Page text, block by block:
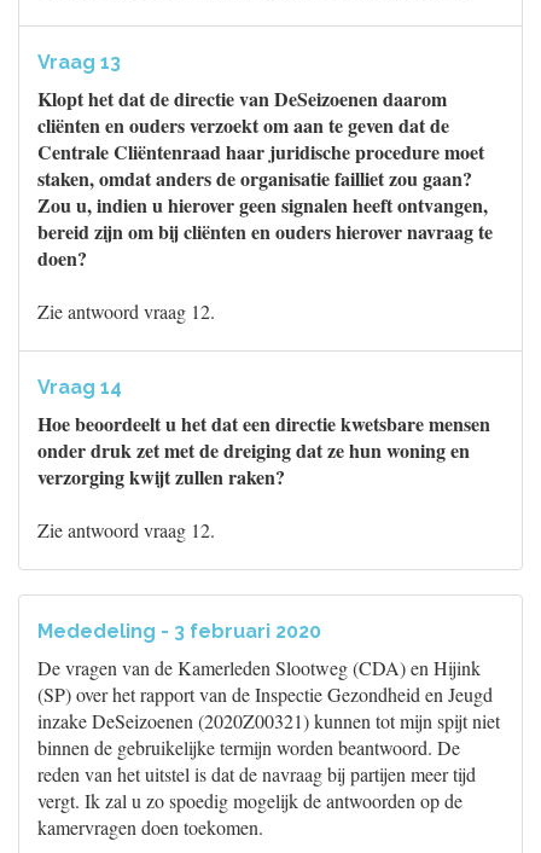
Vraag 13
Klopt het dat de directie van DeSeizoenen daarom
cliënten en ouders verzoekt om aan te geven dat de
Centrale Cliëntenraad haar juridische procedure moet
staken, omdat anders de organisatie failliet zou gaan?
Zou u, indien u hierover geen signalen heeft ontvangen,
bereid zijn om bij cliënten en ouders hierover navraag te
doen?
Zie antwoord vraag 12.
Vraag 14
Hoe beoordeelt u het dat een directie kwetsbare mensen
onder druk zet met de dreiging dat ze hun woning en
verzorging kwijt zullen raken?
Zie antwoord vraag 12.
Mededeling - 3 februari 2020
De vragen van de Kamerleden Slootweg (CDA) en Hijink
(SP) over het rapport van de Inspectie Gezondheid en Jeugd
inzake DeSeizoenen (2020Z00321) kunnen tot mijn spijt niet
binnen de gebruikelijke termijn worden beantwoord. De
reden van het uitstel is dat de navraag bij partijen meer tijd
vergt. Ik zal u zo spoedig mogelijk de antwoorden op de
kamervragen doen toekomen.